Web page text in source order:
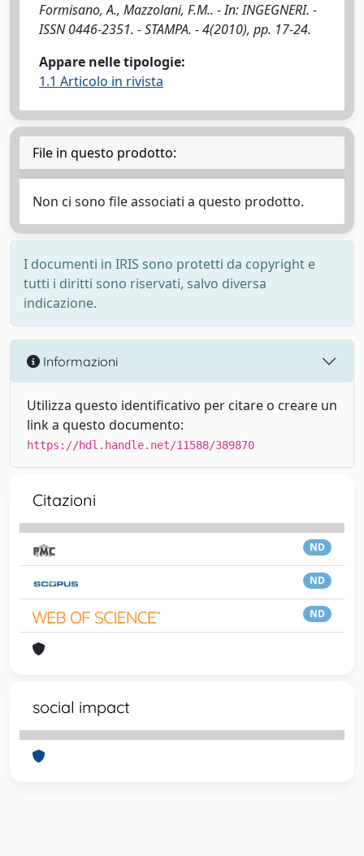
Formisano, A., Mazzolani, F.M.. - In: INGEGNERI. -
ISSN 0446-2351. - STAMPA. - 4(2010), pp. 17-24.
Appare nelle tipologie:
1.1 Articolo in rivista
File in questo prodotto:
Non ci sono file associati a questo prodotto.
I documenti in IRIS sono protetti da copyright e
tutti i diritti sono riservati, salvo diversa
indicazione.
Informazioni
Utilizza questo identificativo per citare o creare un
link a questo documento:
https://hdl.handle.net/11588/389870
Citazioni
ND
ND
ND
social impact